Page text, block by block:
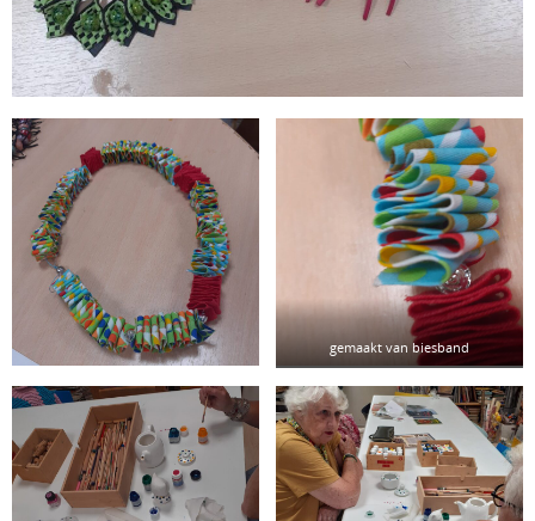
gemaakt van biesband